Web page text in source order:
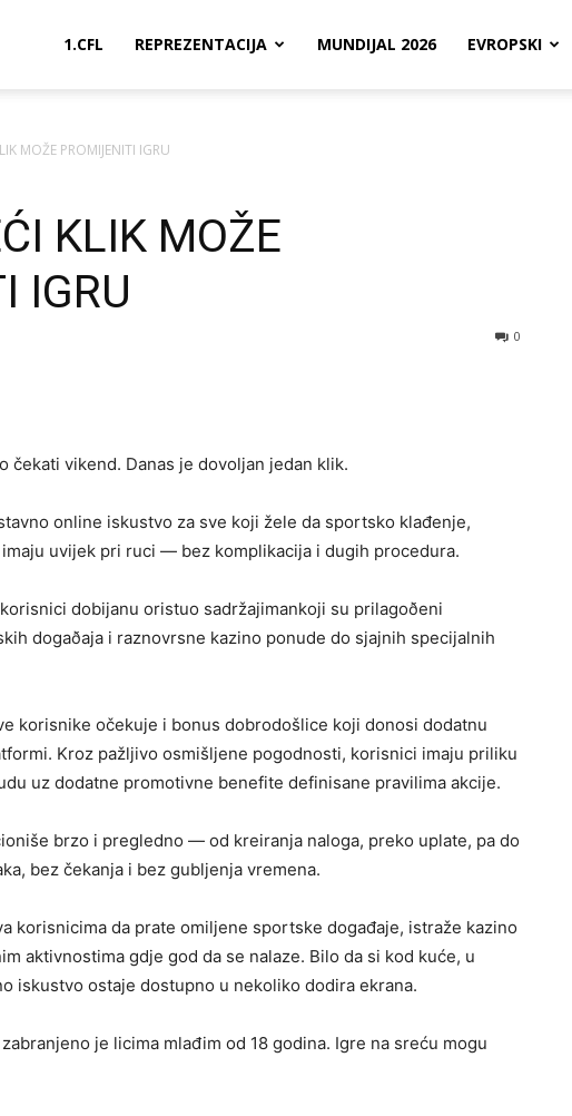
1.CFL REPREZENTACIJA MUNDIJAL 2026 EVROPSKI
MOŽE PROMIJENITI IGRU
KLIK MOŽE
IGRU
0
čekati vikend. Danas je dovoljan jedan klik.
online iskustvo za sve koji žele da sportsko klađenje,
uvijek pri ruci — bez komplikacija i dugih procedura.
dobijanu oristuo sadržajimankoji su prilagoðeni
dogaðaja i raznovrsne kazino ponude do sjajnih specijalnih
korisnike očekuje i bonus dobrodošlice koji donosi dodatnu
Kroz pažljivo osmišljene pogodnosti, korisnici imaju priliku
uz dodatne promotivne benefite definisane pravilima akcije.
brzo i pregledno — od kreiranja naloga, preko uplate, pa do
bez čekanja i bez gubljenja vremena.
korisnicima da prate omiljene sportske događaje, istraže kazino
aktivnostima gdje god da se nalaze. Bilo da si kod kuće, u
iskustvo ostaje dostupno u nekoliko dodira ekrana.
je licima mlađim od 18 godina. Igre na sreću mogu